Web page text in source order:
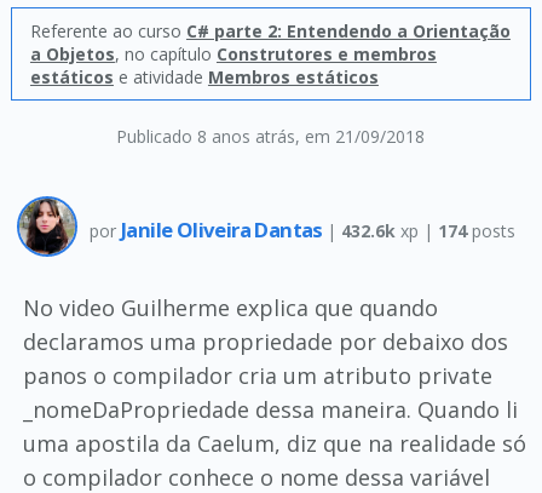
Publicado 8 anos atrás, em 21/09/2018
Referente ao curso C# parte 2: Entendendo a Orientação
a Objetos, no capítulo Construtores e membros
estáticos e atividade Membros estáticos
por Janile Oliveira Dantas | 432.6k xp | 174posts
No video Guilherme explica que quando
declaramos uma propriedade por debaixo dos
panos o compilador cria um atributo private
_nomeDaPropriedade dessa maneira. Quando li
uma apostila da Caelum, diz que na realidade só
o compilador conhece o nome dessa variável